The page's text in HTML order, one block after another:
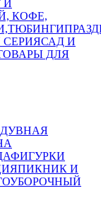
И
КОФЕ,
САД И
ДЛЯ
ФИГУРКИ
ПИКНИК И